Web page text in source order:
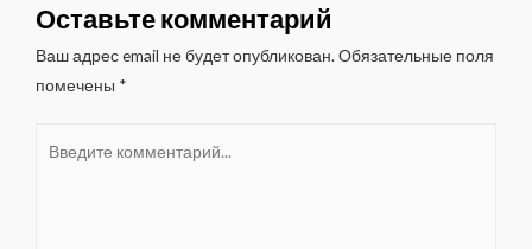
Оставьте комментарий
Ваш адрес email не будет опубликован. Обязательные поля
помечены *